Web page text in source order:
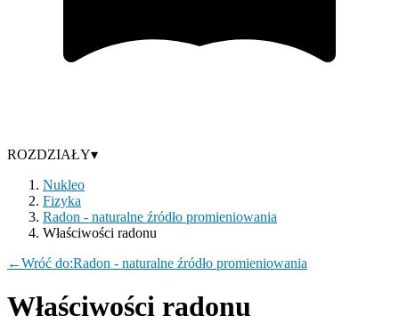
ROZDZIAŁY▾
Nukleo
Fizyka
Radon - naturalne źródło promieniowania
Właściwości radonu
←Wróć do:Radon - naturalne źródło promieniowania
Właściwości radonu